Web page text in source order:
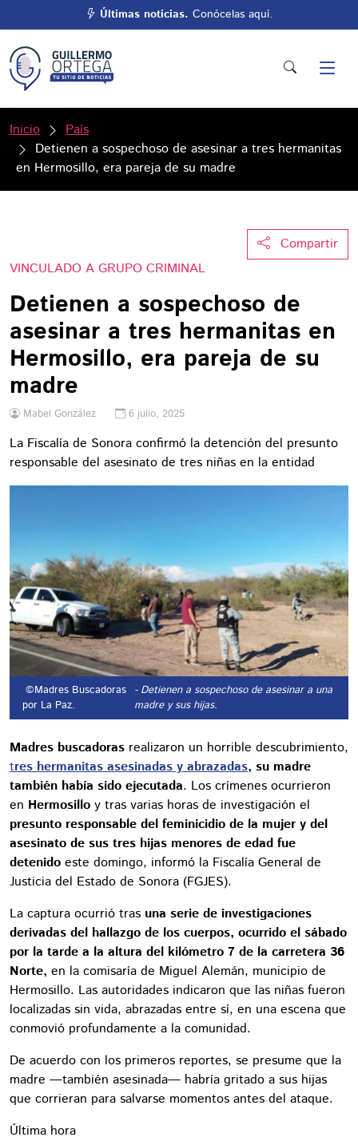
Últimas noticias. Conócelas aquí.
Inicio
País
Detienen a sospechoso de asesinar a tres hermanitas
en Hermosillo, era pareja de su madre
Compartir
VINCULADO A GRUPO CRIMINAL
Detienen a sospechoso de
asesinar a tres hermanitas en
Hermosillo, era pareja de su
madre
Mabel González 6 julio, 2025
La Fiscalía de Sonora confirmó la detención del presunto
responsable del asesinato de tres niñas en la entidad
©Madres Buscadoras
por La Paz.
- Detienen a sospechoso de asesinar a una
madre y sus hijas.
Madres buscadoras realizaron un horrible descubrimiento,
tres hermanitas asesinadas y abrazadas, su madre
también había sido ejecutada. Los crímenes ocurrieron
en Hermosillo y tras varias horas de investigación el
presunto responsable del feminicidio de la mujer y del
asesinato de sus tres hijas menores de edad fue
detenido este domingo, informó la Fiscalía General de
Justicia del Estado de Sonora (FGJES).
La captura ocurrió tras una serie de investigaciones
derivadas del hallazgo de los cuerpos, ocurrido el sábado
por la tarde a la altura del kilómetro 7 de la carretera 36
Norte, en la comisaría de Miguel Alemán, municipio de
Hermosillo. Las autoridades indicaron que las niñas fueron
localizadas sin vida, abrazadas entre sí, en una escena que
conmovió profundamente a la comunidad.
De acuerdo con los primeros reportes, se presume que la
madre —también asesinada— habría gritado a sus hijas
que corrieran para salvarse momentos antes del ataque.
Última hora